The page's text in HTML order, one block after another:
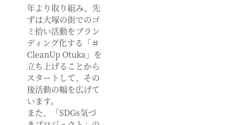
年より取り組み、先
ずは大塚の街でのゴ
ミ拾い活動をブラン
ディング化する「＃
CleanUp Otuka」を
立ち上げることから
スタートして、その
後活動の幅を広げて
います。
また、「SDGs気づ